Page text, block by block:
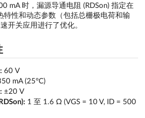
mA 时，漏源导通电阻 (RDSon) 指定在
性和动态参数（包括总栅极电荷和输
开关应用进行了优化。
60 V
mA (25°C)
±20 V
1 至 1.6 Ω (VGS = 10 V, ID = 500